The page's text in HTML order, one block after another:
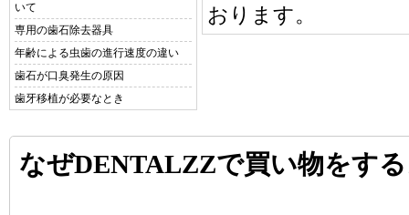
いて
専用の歯石除去器具
年齢による虫歯の進行速度の違い
歯石が口臭発生の原因
歯牙移植が必要なとき
おります。
なぜDENTALZZで買い物をす